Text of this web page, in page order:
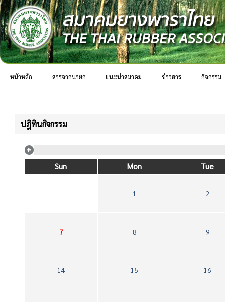
หน้าหลัก สารจากนายก แนะนำสมาคม ข่าวสาร กิจกรรม
ปฎิทินกิจกรรม
Sun Mon Tue
1 2
7 8 9
14 15 16